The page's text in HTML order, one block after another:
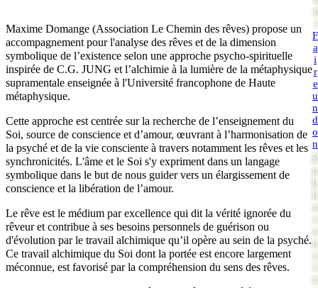
Maxime Domange (Association Le Chemin des rêves) propose un
accompagnement pour l'analyse des rêves et de la dimension
symbolique de l’existence selon une approche psycho-spirituelle
inspirée de C.G. JUNG et l’alchimie à la lumière de la métaphysique
supramentale enseignée à l'Université francophone de Haute
métaphysique.
Cette approche est centrée sur la recherche de l’enseignement du
Soi, source de conscience et d’amour, œuvrant à l’harmonisation de
la psyché et de la vie consciente à travers notamment les rêves et les
synchronicités. L'âme et le Soi s'y expriment dans un langage
symbolique dans le but de nous guider vers un élargissement de
conscience et la libération de l’amour.
Le rêve est le médium par excellence qui dit la vérité ignorée du
rêveur et contribue à ses besoins personnels de guérison ou
d'évolution par le travail alchimique qu’il opère au sein de la psyché.
Ce travail alchimique du Soi dont la portée est encore largement
méconnue, est favorisé par la compréhension du sens des rêves.
t
F
a
i
r
e
u
n
d
o
n
P
u
b
li
e
r
s
u
r
e